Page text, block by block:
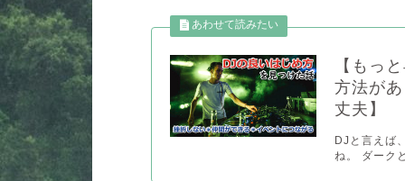
【もっ
方法が
丈夫】
DJと言えば
ね。 ダーク